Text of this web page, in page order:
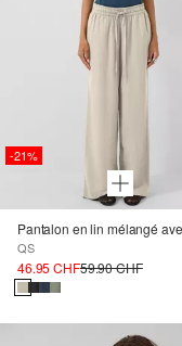
-21%
QS
46.95 CHF59.90 CHF